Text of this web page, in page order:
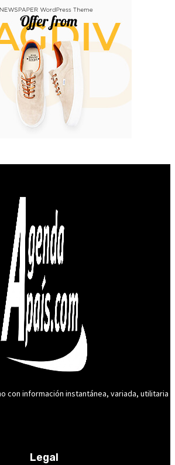
con información instantánea, variada, utilitaria
Legal